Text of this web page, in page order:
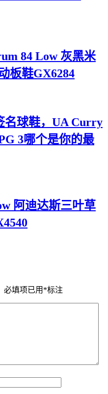
84 Low 灰黑米
板鞋GX6284
名球鞋，UA Curry
3哪个是你的最
阿迪达斯三叶草
必填项已用 *标注